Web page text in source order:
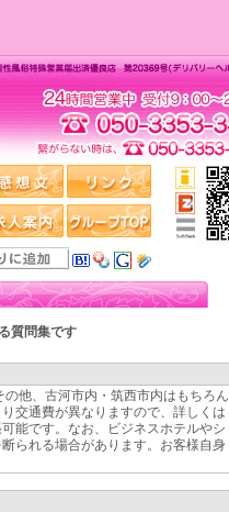
質問集です
他、古河市内・筑西市内はもちろん
交通費が異なりますので、詳しくは
能です。なお、ビジネスホテルやシ
られる場合があります。お客様自身